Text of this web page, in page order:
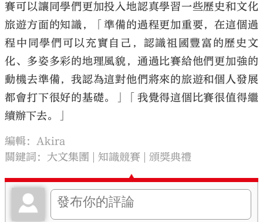
賽可以讓同學們更加投入地認真學習一些歷史和文化
旅遊方面的知識，「準備的過程更加重要，在這個過
程中同學們可以充實自己，認識祖國豐富的歷史文
化、多姿多彩的地理風貌，通過比賽給他們更加強的
動機去準備，我認為這對他們將來的旅遊和個人發展
都會打下很好的基礎。」「我覺得這個比賽很值得繼
續辦下去。」
編輯：Akira
關鍵詞： 大文集團 知識競賽 頒獎典禮